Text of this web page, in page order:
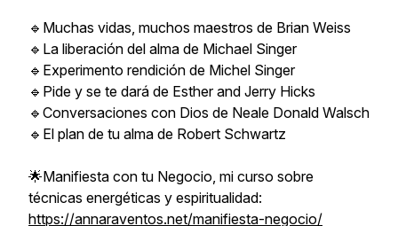
🔹Muchas vidas, muchos maestros de Brian Weiss
🔹La liberación del alma de Michael Singer
🔹Experimento rendición de Michel Singer
🔹Pide y se te dará de Esther and Jerry Hicks
🔹Conversaciones con Dios de Neale Donald Walsch
🔹El plan de tu alma de Robert Schwartz
🌟Manifiesta con tu Negocio, mi curso sobre
técnicas energéticas y espiritualidad:
https://annaraventos.net/manifiesta-negocio/